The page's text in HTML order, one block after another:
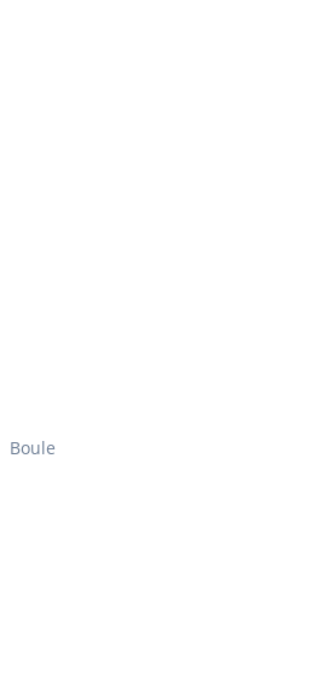
Boule